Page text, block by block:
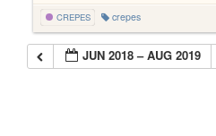
CREPES crepes
JUN 2018 – AUG 2019